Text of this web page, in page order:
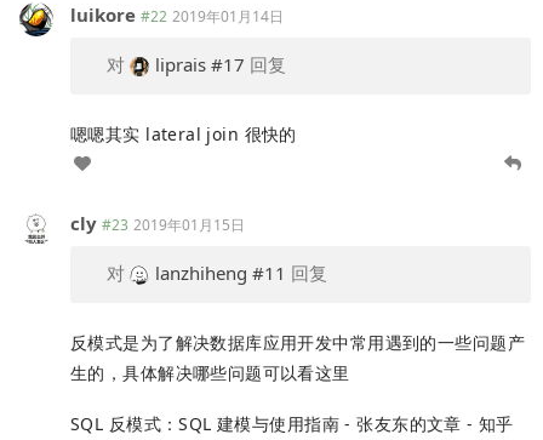
luikore #22 2019年01月14日
对 liprais #17 回复
嗯嗯其实 lateral join 很快的
cly #23 2019年01月15日
对 lanzhiheng #11 回复
反模式是为了解决数据库应用开发中常用遇到的一些问题产
生的，具体解决哪些问题可以看这里
SQL 反模式：SQL 建模与使用指南 - 张友东的文章 - 知乎